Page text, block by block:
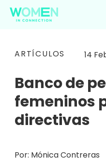
ARTÍCULOS 14
Banco de
femeninos
directivas
Por: Mónica Contreras